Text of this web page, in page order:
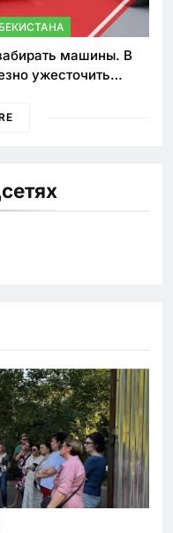
машины. В
ужесточить